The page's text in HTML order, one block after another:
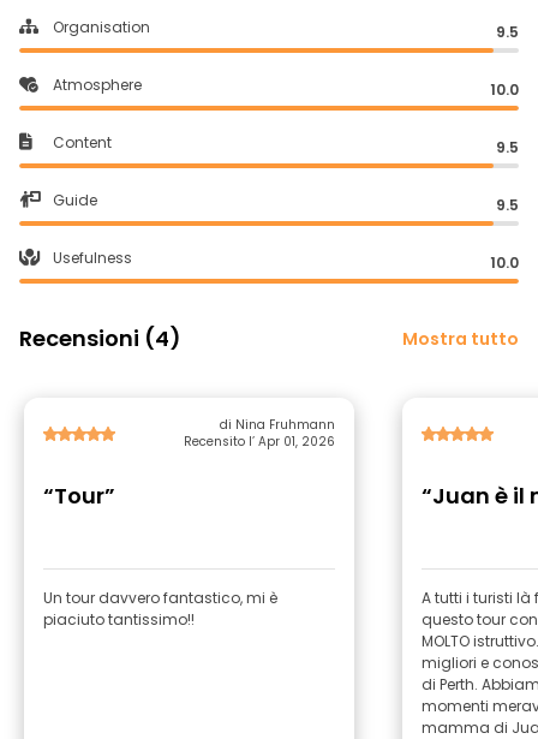
Organisation 9.5
Atmosphere 10.0
Content 9.5
Guide 9.5
Usefulness 10.0
Recensioni (4) Mostra tutto
di Nina Fruhmann
Recensito l’ Apr 01, 2026
“Tour”
Un tour davvero fantastico, mi è
piaciuto tantissimo!!
“Juan è il
A tutti i turisti
questo tour
MOLTO
migliori e
di Perth.
momenti
mamma di